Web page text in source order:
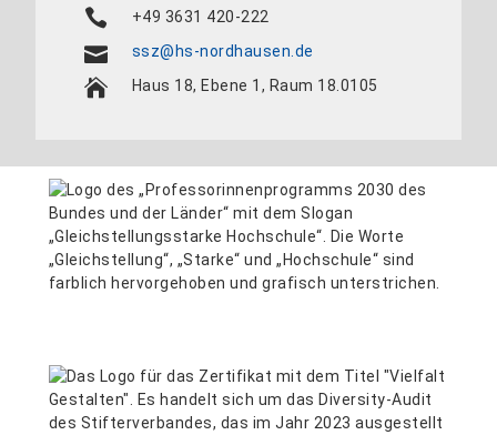
+49 3631 420-222
ssz@hs-nordhausen.de
Haus 18, Ebene 1, Raum 18.0105